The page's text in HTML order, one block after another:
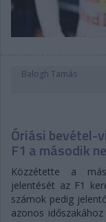
Balogh Tamás
Óriási bevétel-
F1 a második
Közzétette a
jelentését az F1
számok pedig
azonos